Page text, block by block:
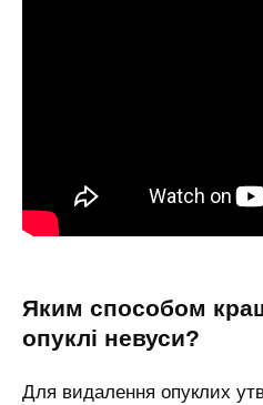
яким способом краще виводити
опуклі невуси?
Для видалення опуклих